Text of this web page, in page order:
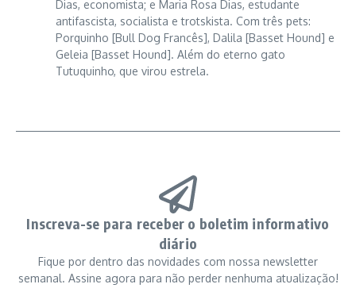
Dias, economista; e Maria Rosa Dias, estudante
antifascista, socialista e trotskista. Com três pets:
Porquinho [Bull Dog Francês], Dalila [Basset Hound] e
Geleia [Basset Hound]. Além do eterno gato
Tutuquinho, que virou estrela.
Inscreva-se para receber o boletim informativo
diário
Fique por dentro das novidades com nossa newsletter
semanal. Assine agora para não perder nenhuma atualização!